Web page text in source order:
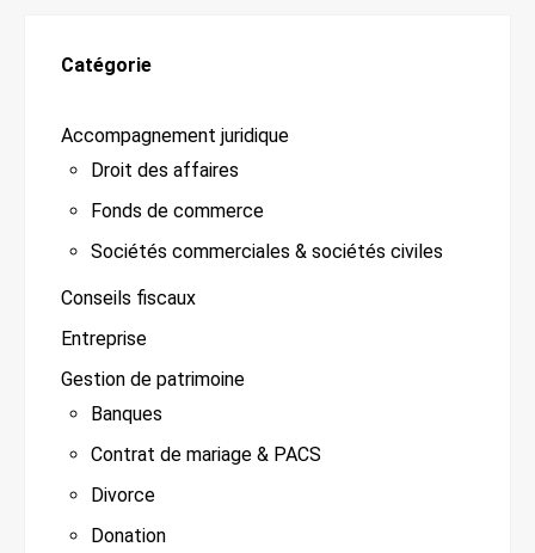
Catégorie
Accompagnement juridique
Droit des affaires
Fonds de commerce
Sociétés commerciales & sociétés civiles
Conseils fiscaux
Entreprise
Gestion de patrimoine
Banques
Contrat de mariage & PACS
Divorce
Donation